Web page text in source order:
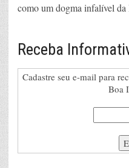
como um dogma infalível
Receba
Cadastre seu e-mail para
Boa